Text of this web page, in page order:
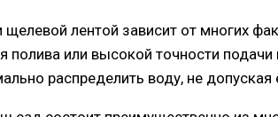
лентой зависит от многих
полива или высокой точности
распределить воду, не